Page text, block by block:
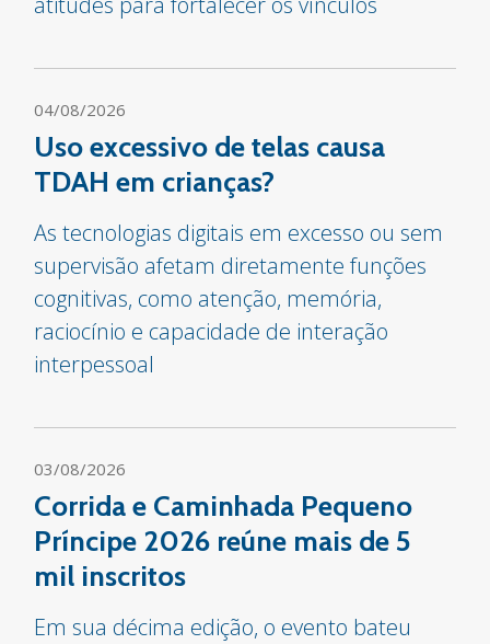
04/08/2026
Uso excessivo de telas causa
TDAH em crianças?
As tecnologias digitais em excesso ou sem
supervisão afetam diretamente funções
cognitivas, como atenção, memória,
raciocínio e capacidade de interação
interpessoal
03/08/2026
Corrida e Caminhada Pequeno
Príncipe 2026 reúne mais de 5
mil inscritos
Em sua décima edição, o evento bateu